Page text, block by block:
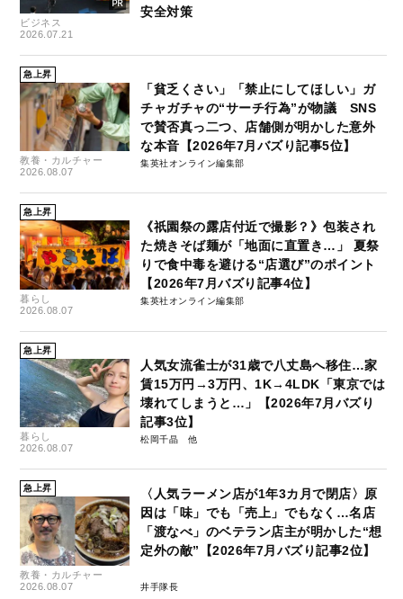
ビジネス
2026.07.21
安全対策
急上昇
教養・カルチャー
2026.08.07
「貧乏くさい」「禁止にしてほしい」ガ
チャガチャの“サーチ行為”が物議 SNS
で賛否真っ二つ、店舗側が明かした意外
な本音【2026年7月バズり記事5位】
集英社オンライン編集部
急上昇
暮らし
2026.08.07
《祇園祭の露店付近で撮影？》包装され
た焼きそば麺が「地面に直置き…」 夏祭
りで食中毒を避ける“店選び”のポイント
【2026年7月バズり記事4位】
集英社オンライン編集部
急上昇
暮らし
2026.08.07
人気女流雀士が31歳で八丈島へ移住…家
賃15万円→3万円、1K→4LDK「東京では
壊れてしまうと…」【2026年7月バズり
記事3位】
松岡千晶
急上昇
教養・カルチャー
2026.08.07
〈人気ラーメン店が1年3カ月で閉店〉原
因は「味」でも「売上」でもなく…名店
「渡なべ」のベテラン店主が明かした“想
定外の敵”【2026年7月バズり記事2位】
井手隊長